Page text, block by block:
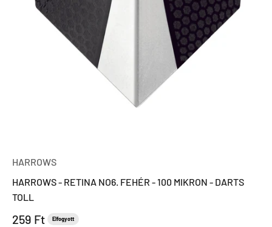
HARROWS
HARROWS - RETINA NO6. FEHÉR - 100 MIKRON - DARTS
TOLL
Eladási ár
259 Ft Elfogyott